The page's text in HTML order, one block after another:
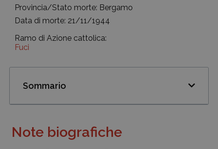
Provincia/Stato morte: Bergamo
Data di morte: 21/11/1944
Ramo di Azione cattolica:
Fuci
Sommario
Note biografiche